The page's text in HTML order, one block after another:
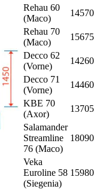
Rehau 60
(Maco)
14570
Rehau 70
(Maco)
15675
Decco 62
(Vorne)
14260
Decco 71
(Vorne)
14460
KBE 70
(Axor)
13705
Salamander
Streamline
76 (Maco)
18090
Veka
Euroline 58
(Siegenia)
15980